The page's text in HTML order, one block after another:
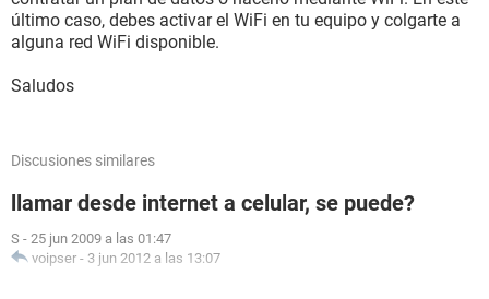
último caso, debes activar el WiFi en tu equipo y colgarte a
alguna red WiFi disponible.
Saludos
Discusiones similares
llamar desde internet a celular, se puede?
S - 25 jun 2009 a las 01:47
voipser - 3 jun 2012 a las 13:07